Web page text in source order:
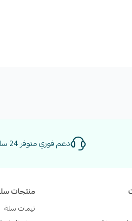
دعم فوري متوفر 24 ساعة
منتجات
ثيمات سلة